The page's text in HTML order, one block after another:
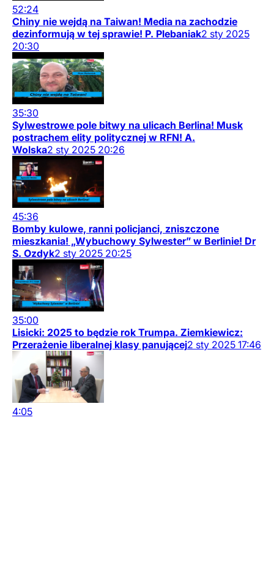
52:24
Chiny nie wejdą na Taiwan! Media na zachodzie
dezinformują w tej sprawie! P. Plebaniak2 sty 2025
20:30
35:30
Sylwestrowe pole bitwy na ulicach Berlina! Musk
postrachem elity politycznej w RFN! A.
Wolska2 sty 2025 20:26
45:36
Bomby kulowe, ranni policjanci, zniszczone
mieszkania! „Wybuchowy Sylwester” w Berlinie! Dr
S. Ozdyk2 sty 2025 20:25
35:00
Lisicki: 2025 to będzie rok Trumpa. Ziemkiewicz:
Przerażenie liberalnej klasy panującej2 sty 2025 17:46
4:05